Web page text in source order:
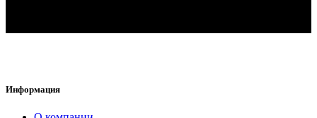
Информация